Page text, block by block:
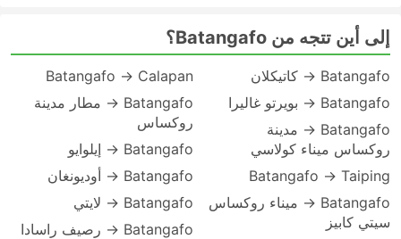
إلى أين تتجه من Batangafo؟
Batangafo → كاتيكلان
Batangafo → بويرتو غاليرا
Batangafo → مدينة
روكساس ميناء كولاسي
Batangafo → Taiping
Batangafo → ميناء روكساس
سيتي كابيز
Batangafo → Calapan
Batangafo → مطار مدينة
روكساس
Batangafo → إيلوايو
Batangafo → أوديونغان
Batangafo → لايتي
Batangafo → رصيف راسادا